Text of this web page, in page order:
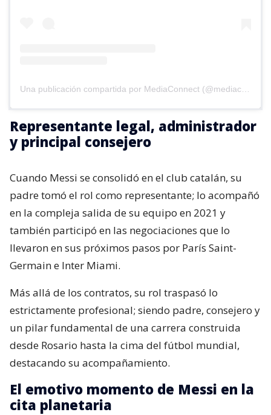
Una publicación compartida por MediaConnect (@mediaconnect_ok)
Representante legal, administrador
y principal consejero
Cuando Messi se consolidó en el club catalán, su
padre tomó el rol como representante; lo acompañó
en la compleja salida de su equipo en 2021 y
también participó en las negociaciones que lo
llevaron en sus próximos pasos por París Saint-
Germain e Inter Miami.
Más allá de los contratos, su rol traspasó lo
estrictamente profesional; siendo padre, consejero y
un pilar fundamental de una carrera construida
desde Rosario hasta la cima del fútbol mundial,
destacando su acompañamiento.
El emotivo momento de Messi en la
cita planetaria